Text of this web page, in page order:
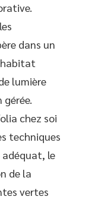
dans un
lumière
chez soi
techniques
adéquat, le
de la
vertes